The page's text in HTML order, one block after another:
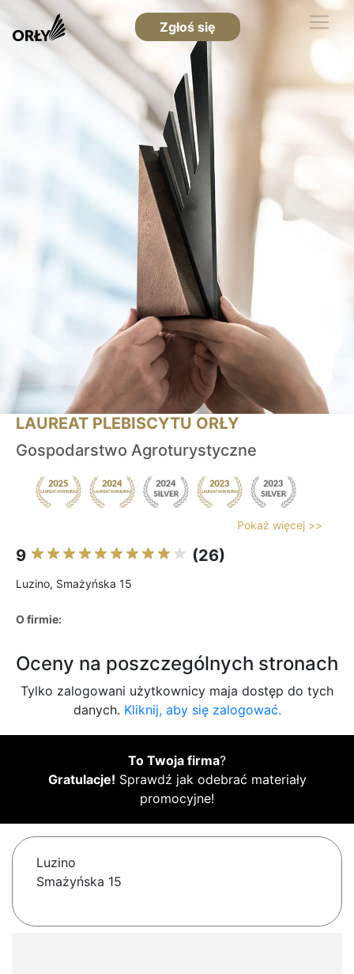
Zgłoś się
LAUREAT PLEBISCYTU ORŁY
Gospodarstwo Agroturystyczne
Pokaż więcej >>
9 (26)
Luzino, Smażyńska 15
O firmie:
Oceny na poszczególnych stronach
Tylko zalogowani użytkownicy maja dostęp do tych
danych. Kliknij, aby się zalogować.
To Twoja firma?
Gratulacje! Sprawdź jak odebrać materiały
promocyjne!
Luzino
Smażyńska 15